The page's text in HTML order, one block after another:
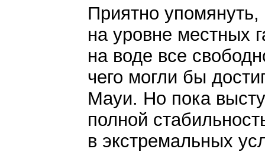
Приятно
на уровне местных
на воде все
чего могли бы
Мауи. Но пока
полной
в экстремальных